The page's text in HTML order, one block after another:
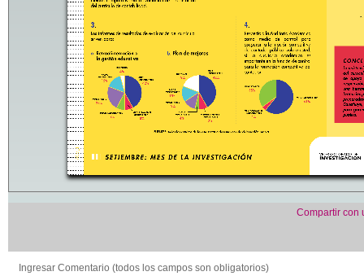
Compartir con
Ingresar Comentario (todos los campos son obligatorios)